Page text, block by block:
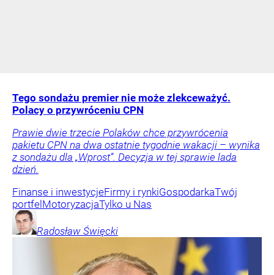
Tego sondażu premier nie może zlekceważyć.
Polacy o przywróceniu CPN
Prawie dwie trzecie Polaków chce przywrócenia
pakietu CPN na dwa ostatnie tygodnie wakacji – wynika
z sondażu dla „Wprost”. Decyzja w tej sprawie lada
dzień.
Finanse i inwestycjeFirmy i rynkiGospodarkaTwój
portfel MotoryzacjaTylko u Nas
Radosław Święcki